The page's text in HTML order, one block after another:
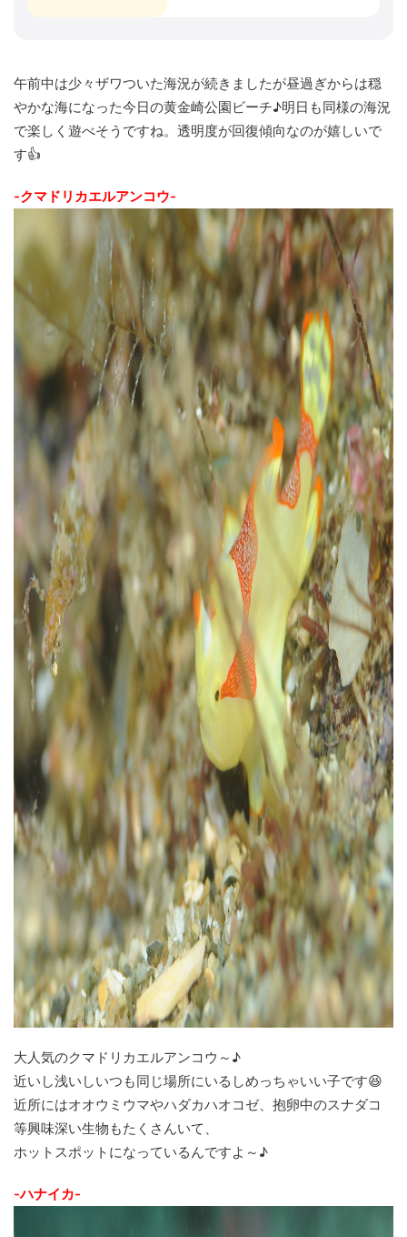
午前中は少々ザワついた海況が続きましたが昼過ぎからは穏
やかな海になった今日の黄金崎公園ビーチ♪明日も同様の海況
で楽しく遊べそうですね。透明度が回復傾向なのが嬉しいで
す👍
-クマドリカエルアンコウ-
大人気のクマドリカエルアンコウ～♪
近いし浅いしいつも同じ場所にいるしめっちゃいい子です😆
近所にはオオウミウマやハダカハオコゼ、抱卵中のスナダコ
等興味深い生物もたくさんいて、
ホットスポットになっているんですよ～♪
-ハナイカ-